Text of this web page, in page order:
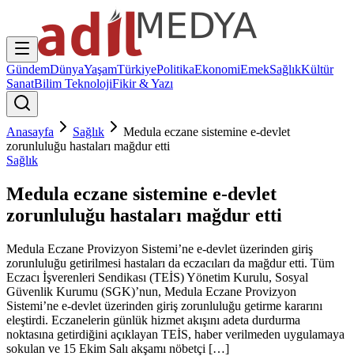
GündemDünyaYaşamTürkiyePolitikaEkonomiEmekSağlıkKültür
SanatBilim TeknolojiFikir & Yazı
Anasayfa Sağlık
Medula eczane sistemine e-devlet
zorunluluğu hastaları mağdur etti
Sağlık
Medula eczane sistemine e-devlet
zorunluluğu hastaları mağdur etti
Medula Eczane Provizyon Sistemi’ne e-devlet üzerinden giriş
zorunluluğu getirilmesi hastaları da eczacıları da mağdur etti. Tüm
Eczacı İşverenleri Sendikası (TEİS) Yönetim Kurulu, Sosyal
Güvenlik Kurumu (SGK)’nun, Medula Eczane Provizyon
Sistemi’ne e-devlet üzerinden giriş zorunluluğu getirme kararını
eleştirdi. Eczanelerin günlük hizmet akışını adeta durdurma
noktasına getirdiğini açıklayan TEİS, haber verilmeden uygulamaya
sokulan ve 15 Ekim Salı akşamı nöbetçi […]